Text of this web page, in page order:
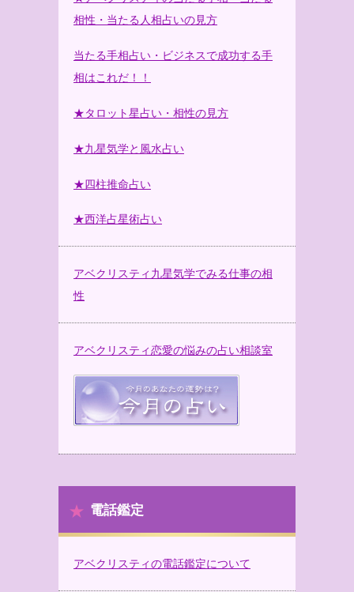
相性・当たる人相占いの見方
当たる手相占い・ビジネスで成功する手
相はこれだ！！
★タロット星占い・相性の見方
★九星気学と風水占い
★四柱推命占い
★西洋占星術占い
アベクリスティ九星気学でみる仕事の相
性
アベクリスティ恋愛の悩みの占い相談室
電話鑑定
アベクリスティの電話鑑定について